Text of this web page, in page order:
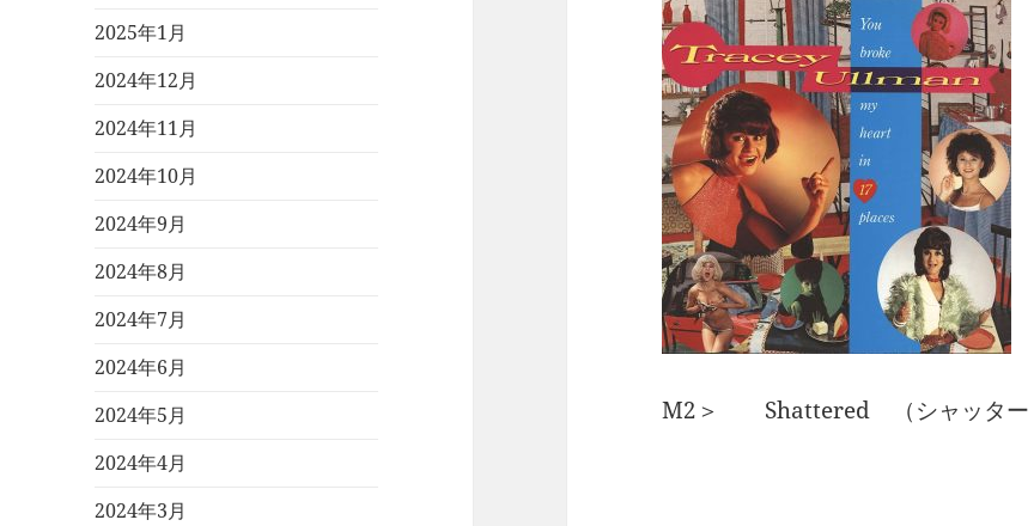
2025年1月
2024年12月
2024年11月
2024年10月
2024年9月
2024年8月
2024年7月
2024年6月
2024年5月
2024年4月
2024年3月
M2＞ Shattered （シャッタ